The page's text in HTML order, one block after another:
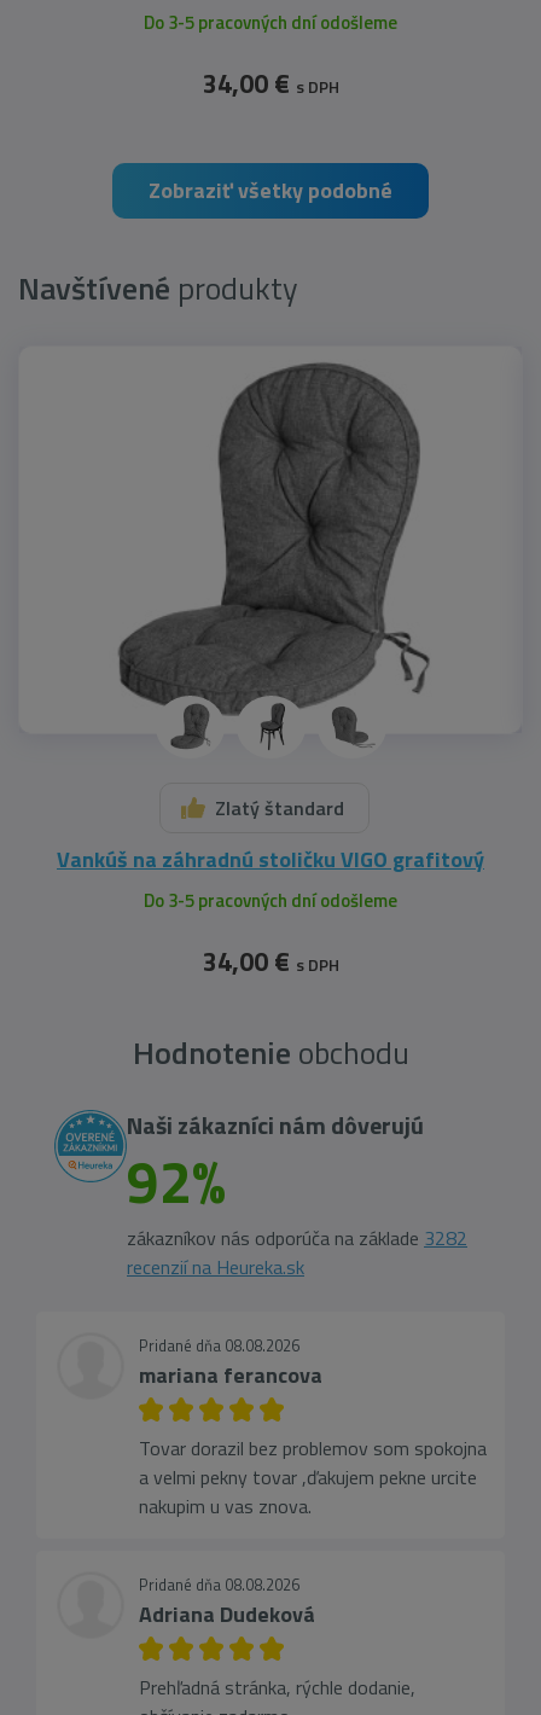
Do 3-5 pracovných dní odošleme
34,00 € s DPH
Zobraziť všetky podobné
Navštívené produkty
Zlatý štandard
Vankúš na záhradnú stoličku VIGO grafitový
Do 3-5 pracovných dní odošleme
34,00 € s DPH
Hodnotenie obchodu
Naši zákazníci nám dôverujú
92%
zákazníkov nás odporúča na základe 3282
recenzií na Heureka.sk
Pridané dňa 08.08.2026
mariana ferancova
Tovar dorazil bez problemov som spokojna
a velmi pekny tovar ,ďakujem pekne urcite
nakupim u vas znova.
Pridané dňa 08.08.2026
Adriana Dudeková
Prehľadná stránka, rýchle dodanie,